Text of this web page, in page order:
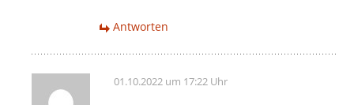
Antworten
01.10.2022 um 17:22 Uhr